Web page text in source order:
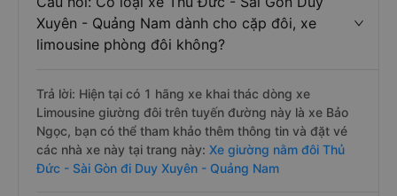
Xuyên - Quảng Nam dành cho cặp đôi, xe
limousine phòng đôi không?
Trả lời: Hiện tại có 1 hãng xe khai thác dòng xe
Limousine giường đôi trên tuyến đường này là xe Bảo
Ngọc, bạn có thể tham khảo thêm thông tin và đặt vé
các nhà xe này tại trang này: Xe giường nằm đôi Thủ
Đức - Sài Gòn đi Duy Xuyên - Quảng Nam